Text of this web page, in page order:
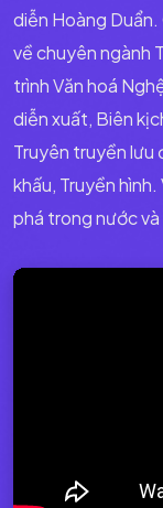
diễn Hoàng Duẩn.
về chuyên ngành
trình Văn hoá
diễn xuất, Biên
Truyên truyền lưu
khấu, Truyền
phá trong nước